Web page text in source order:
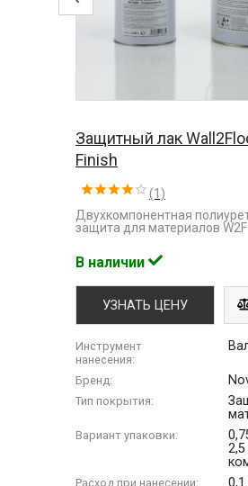
Защитный лак
Finish
(1)
Двухкомпонентная
защита для материалов W2F
В наличии
УЗНАТЬ ЦЕНУ
Инструмент
нанесения:
Бренд:
Тип покрытия:
Вариант упаковки:
2,5
Расход при нанесении: